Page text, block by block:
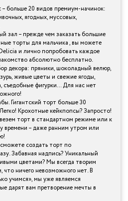
– больше 20 видов премиум-начинок:
ягодных, муссовых,
зал – прежде чем заказать большие
торты для мальчика , вы можете
и лично попробовать каждое
абсолютно бесплатно.
декора: пряники, шоколадный велюр,
живые цветы и свежие ягоды,
съедобные фигурки… Для нас нет
Гигантский торт больше 30
Крохотные кейкпопсы? Запросто!
торт в стандартном режиме или к
времени – даже ранним утром или
создать торт по
Забавная надпись? Уникальный
цветами? Мы всегда творим
что ничего невозможного нет. В
учимся», мы уже являемся
дарят вам претворение мечты в